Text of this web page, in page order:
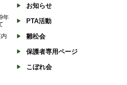
年
お知らせ
PTA活動
雛松会
保護者専用ページ
こぼれ会